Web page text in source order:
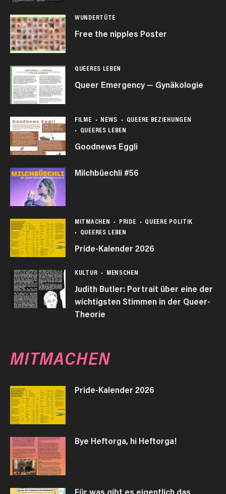
WUNDERTÜTE
Free the nipples Poster
QUEERES LEBEN
Queer Emergency — Gynäkologie
FILME NEWS
QUEERE BEZIEHUNGEN
QUEERES LEBEN
Goodnews Eggli
Milchbüechli #56
MITMACHEN PRIDE
QUEERE POLITIK
QUEERES LEBEN
Pride-Kalender 2026
KULTUR MENSCHEN
Judith Butler: Portrait über eine der
wichtigsten Stimmen in der Queer-
Theorie
MITMACHEN
Pride-Kalender 2026
Bye Heftorga, hi Heftorga!
Für was gibt es eigentlich das